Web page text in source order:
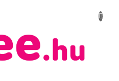
KOSÁR